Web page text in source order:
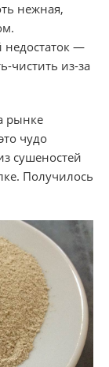
нежная,
недостаток —
чистить из-за
рынке
чудо
сушеностей
Получилось